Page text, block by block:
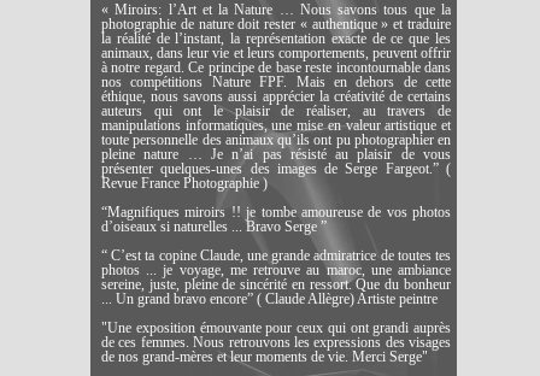
« Miroirs: l’Art et la Nature … Nous savons tous que la
photographie de nature doit rester « authentique » et traduire
la réalité de l’instant, la représentation exacte de ce que les
animaux, dans leur vie et leurs comportements, peuvent offrir
à notre regard. Ce principe de base reste incontournable dans
nos compétitions Nature FPF. Mais en dehors de cette
éthique, nous savons aussi apprécier la créativité de certains
auteurs qui ont le plaisir de réaliser, au travers de
manipulations informatiques, une mise en valeur artistique et
toute personnelle des animaux qu’ils ont pu photographier en
pleine nature … Je n’ai pas résisté au plaisir de vous
présenter quelques-unes des images de Serge Fargeot.” (
Revue France Photographie )
“Magnifiques miroirs !! je tombe amoureuse de vos photos
d’oiseaux si naturelles ... Bravo Serge ”
“ C’est ta copine Claude, une grande admiratrice de toutes tes
photos ... je voyage, me retrouve au maroc, une ambiance
sereine, juste, pleine de sincérité en ressort. Que du bonheur
... Un grand bravo encore” ( Claude Allègre) Artiste peintre
"Une exposition émouvante pour ceux qui ont grandi auprès
de ces femmes. Nous retrouvons les expressions des visages
de nos grand-mères et leur moments de vie. Merci Serge"